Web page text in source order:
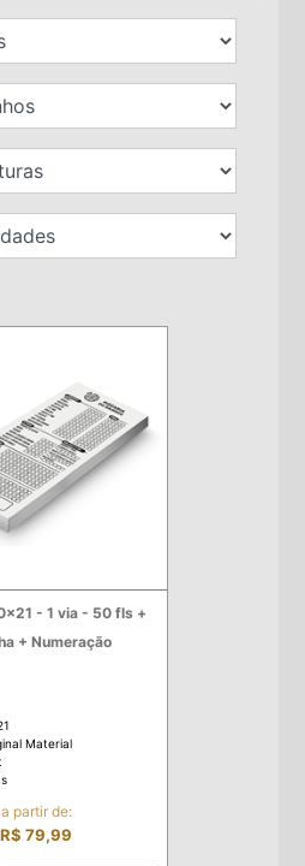
- 1 via - 50 fls +
+ Numeração
Material
a partir de:
R$ 79,99